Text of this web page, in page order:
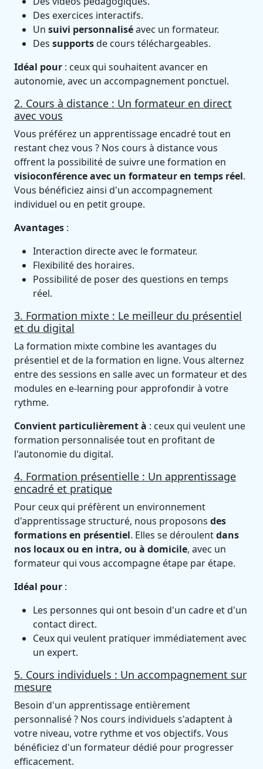
Des exercices interactifs.
Un suivi personnaliséavec un formateur.
Des supportsde cours téléchargeables.
Idéal pour : ceux qui souhaitent avancer en
autonomie, avec un accompagnement ponctuel.
2. Cours à distance : Un formateur en direct
avec vous
Vous préférez un apprentissage encadré tout en
restant chez vous ? Nos cours à distance vous
offrent la possibilité de suivre une formation en
visioconférence avec un formateur en temps réel.
Vous bénéficiez ainsi d'un accompagnement
individuel ou en petit groupe.
Avantages :
Interaction directe avec le formateur.
Flexibilité des horaires.
Possibilité de poser des questions en temps
réel.
3. Formation mixte : Le meilleur du présentiel
et du digital
La formation mixte combine les avantages du
présentiel et de la formation en ligne. Vous alternez
entre des sessions en salle avec un formateur et des
modules en e-learning pour approfondir à votre
rythme.
Convient particulièrement à : ceux qui veulent une
formation personnalisée tout en profitant de
l'autonomie du digital.
4. Formation présentielle : Un apprentissage
encadré et pratique
Pour ceux qui préfèrent un environnement
d'apprentissage structuré, nous proposons des
formations en présentiel. Elles se déroulentdans
nos locaux ou en intra, ou à domicile, avec un
formateur qui vous accompagne étape par étape.
Idéal pour :
Les personnes qui ont besoin d'un cadre et d'un
contact direct.
Ceux qui veulent pratiquer immédiatement avec
un expert.
5. Cours individuels : Un accompagnement sur
mesure
Besoin d'un apprentissage entièrement
personnalisé ? Nos cours individuels s'adaptent à
votre niveau, votre rythme et vos objectifs. Vous
bénéficiez d'un formateur dédié pour progresser
efficacement.